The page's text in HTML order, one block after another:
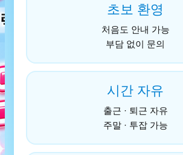
초보 환영
처음도 안내 가능
부담 없이 문의
시간 자유
출근 · 퇴근 자유
주말 · 투잡 가능